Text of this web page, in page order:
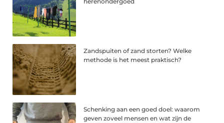
Zandspuiten of zand storten? Welke
methode is het meest praktisch?
Schenking aan een goed doel: waarom
geven zoveel mensen en wat zijn de